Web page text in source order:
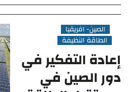
الصين- افريقيا
الطاقة النظيفة
إعادة التفكير في
دور الصين في